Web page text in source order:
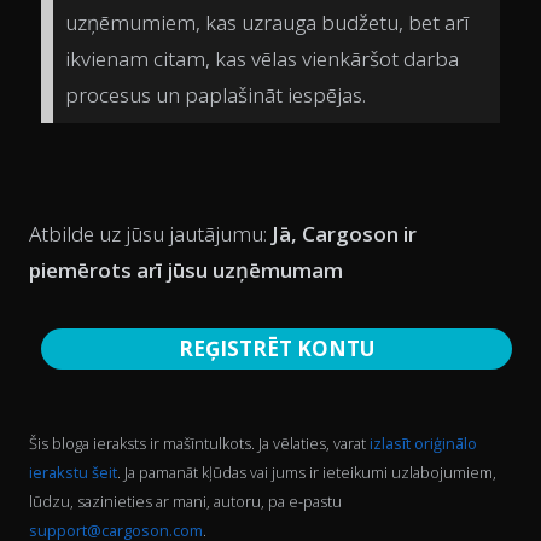
uzņēmumiem, kas uzrauga budžetu, bet arī
ikvienam citam, kas vēlas vienkāršot darba
procesus un paplašināt iespējas.
Atbilde uz jūsu jautājumu: Jā, Cargoson ir
piemērots arī jūsu uzņēmumam
REĢISTRĒT KONTU
Šis bloga ieraksts ir mašīntulkots. Ja vēlaties, varat izlasīt oriģinālo
ierakstu šeit. Ja pamanāt kļūdas vai jums ir ieteikumi uzlabojumiem,
lūdzu, sazinieties ar mani, autoru, pa e-pastu
support@cargoson.com.